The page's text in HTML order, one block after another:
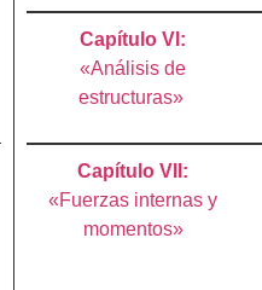
Capítulo VI:
«Análisis de
estructuras»
Capítulo VII:
«Fuerzas internas y
momentos»